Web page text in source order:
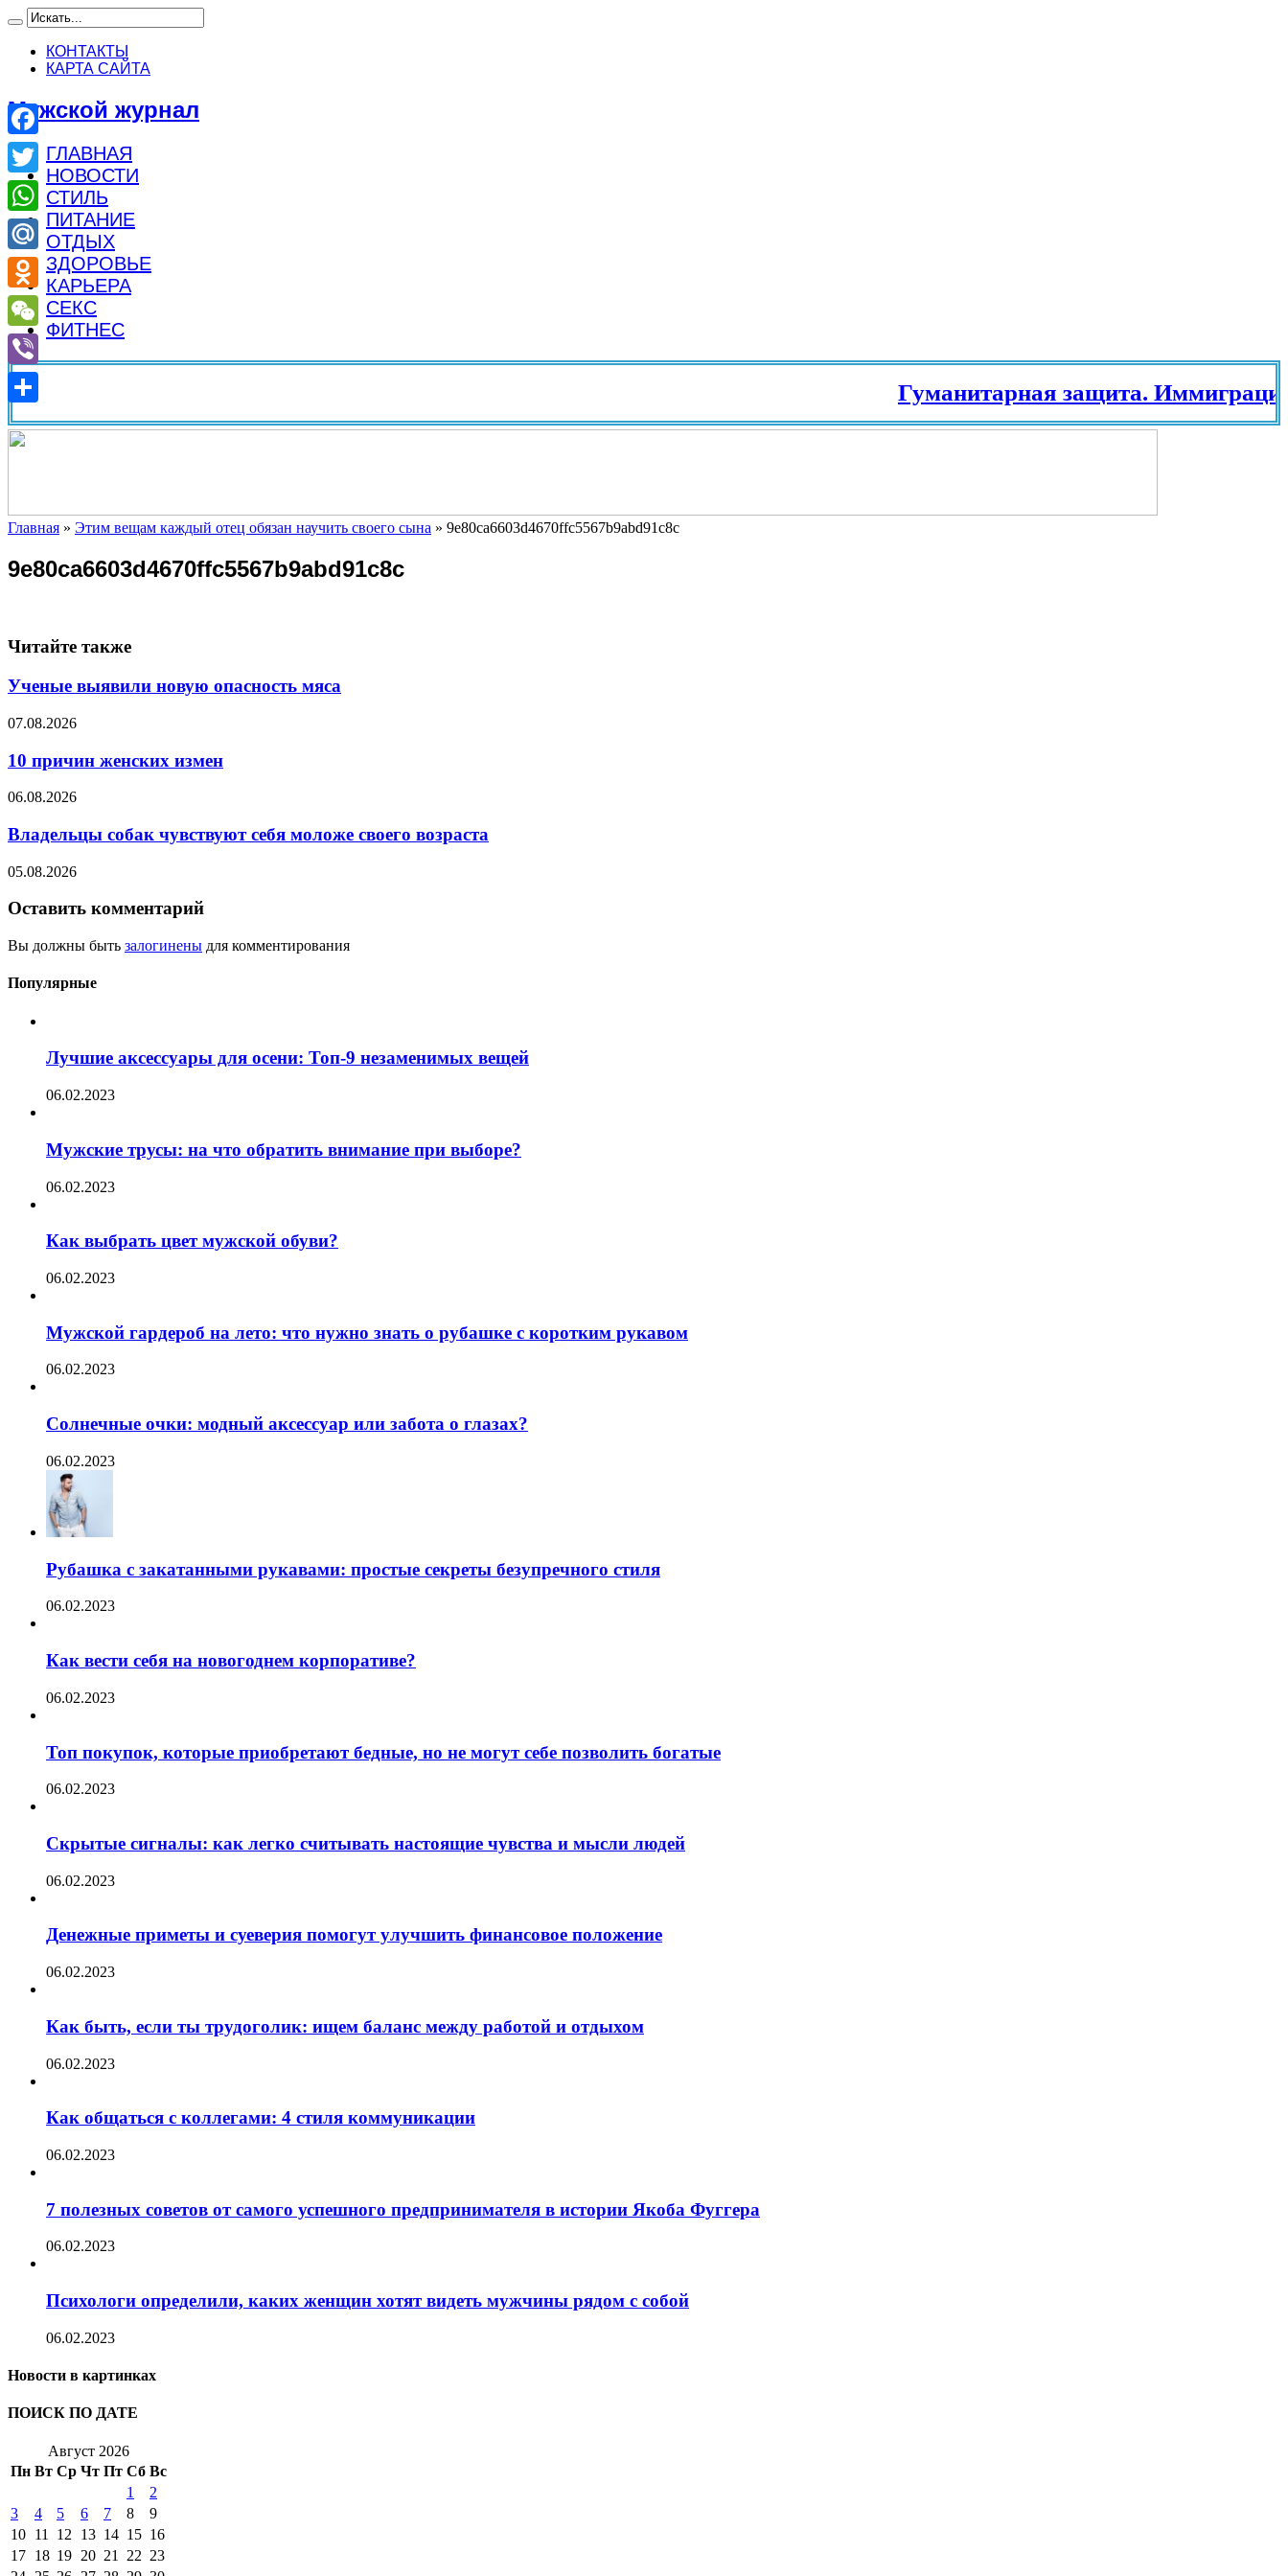
КОНТАКТЫ
КАРТА САЙТА
Мужской журнал
ГЛАВНАЯ
НОВОСТИ
СТИЛЬ
ПИТАНИЕ
ОТДЫХ
ЗДОРОВЬЕ
КАРЬЕРА
СЕКС
ФИТНЕС
Гуманитарная защита.
Главная » Этим вещам каждый отец обязан научить своего сына » 9e80ca6603d4670ffc5567b9abd91c8c
9e80ca6603d4670ffc5567b9abd91c8c
Читайте также
Ученые выявили новую опасность мяса
07.08.2026
10 причин женских измен
06.08.2026
Владельцы собак чувствуют себя моложе своего возраста
05.08.2026
Оставить комментарий
Вы должны быть залогинены для комментирования
Популярные
Лучшие аксессуары для осени: Топ-9 незаменимых вещей
06.02.2023
Мужские трусы: на что обратить внимание при выборе?
06.02.2023
Как выбрать цвет мужской обуви?
06.02.2023
Мужской гардероб на лето: что нужно знать о рубашке с коротким рукавом
06.02.2023
Солнечные очки: модный аксессуар или забота о глазах?
06.02.2023
Рубашка с закатанными рукавами: простые секреты безупречного стиля
06.02.2023
Как вести себя на новогоднем корпоративе?
06.02.2023
Топ покупок, которые приобретают бедные, но не могут себе позволить богатые
06.02.2023
Скрытые сигналы: как легко считывать настоящие чувства и мысли людей
06.02.2023
Денежные приметы и суеверия помогут улучшить финансовое положение
06.02.2023
Как быть, если ты трудоголик: ищем баланс между работой и отдыхом
06.02.2023
Как общаться с коллегами: 4 стиля коммуникации
06.02.2023
7 полезных советов от самого успешного предпринимателя в истории Якоба Фуггера
06.02.2023
Психологи определили, каких женщин хотят видеть мужчины рядом с собой
06.02.2023
Новости в картинках
ПОИСК ПО ДАТЕ
Август 2026
Пн Вт Ср Чт Пт Сб Вс
1
2
3
4 5 6 7 8
9
10 11 12 13 14 15 16
17 18 19 20 21 22 23
Facebook
Twitter
WhatsApp
Mail.Ru
Odnoklassniki
WeChat
Viber
Отправить